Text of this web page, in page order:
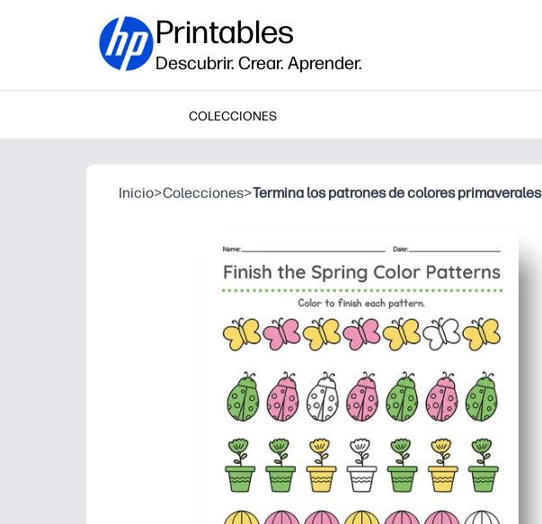
Printables
Descubrir. Crear. Aprender.
COLECCIONES
Inicio>Colecciones>Termina los patrones de colores primaverales